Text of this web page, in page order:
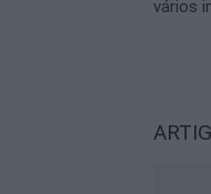
vários